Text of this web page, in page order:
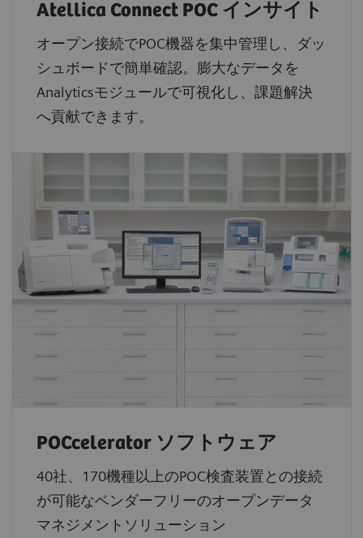
Atellica Connect POC インサイト
オープン接続でPOC機器を集中管理し、ダッ
シュボードで簡単確認。膨大なデータを
Analyticsモジュールで可視化し、課題解決
へ貢献できます。
POCcelerator ソフトウェア
40社、170機種以上のPOC検査装置との接続
が可能なベンダーフリーのオープンデータ
マネジメントソリューション